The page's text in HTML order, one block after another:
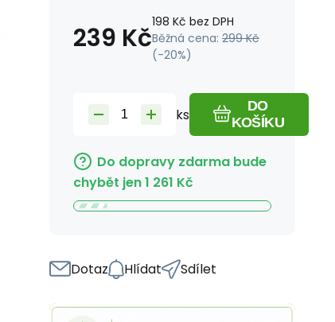
239 Kč198 Kč bez DPH
Běžná cena: 299 Kč
(-20%)
ks
DO
KOŠÍKU
Do dopravy zdarma bude
chybět jen1 261 Kč
Dotaz Hlídat Sdílet